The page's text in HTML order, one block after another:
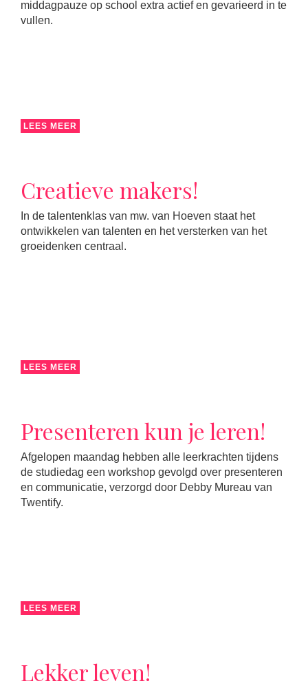
middagpauze op school extra actief en gevarieerd in te
vullen.
LEES MEER
Creatieve makers!
In de talentenklas van mw. van Hoeven staat het
ontwikkelen van talenten en het versterken van het
groeidenken centraal.
LEES MEER
Presenteren kun je leren!
Afgelopen maandag hebben alle leerkrachten tijdens
de studiedag een workshop gevolgd over presenteren
en communicatie, verzorgd door Debby Mureau van
Twentify.
LEES MEER
Lekker leven!